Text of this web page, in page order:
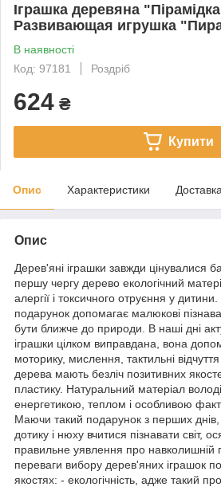
Іграшка деревяна
Развивающая игрушка
В наявності
Код: 97181
Роздріб
624 ₴
Купити
Опис Характеристики Доставка
Опис
Дерев'яні іграшки завжди цінувалися
першу чергу дерево екологічний
алергії і токсичного отруєння у
подарунок допомагає малюкові
бути ближче до природи. В наші дні
іграшки цілком виправдана, вона
моторику, мислення, тактильні
дерева мають безліч позитивних
пластику. Натуральний матеріал
енергетикою, теплом і особливою
Маючи такий подарунок з перших
дотику і нюху вчитися пізнавати світ,
правильне уявлення про навколишній
переваги вибору дерев'яних іграшок
якостях: - екологічність, адже такий